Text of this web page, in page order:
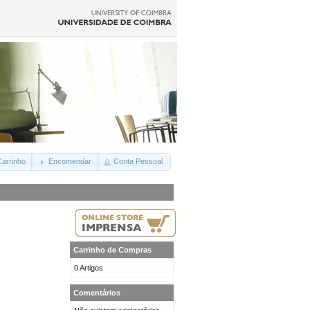
Encomendar Conta Pessoal
Carrinho de Compras
0 Artigos
Comentários